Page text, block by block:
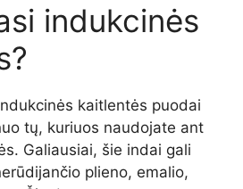
indukcinės
kaitlentės puodai
tų, kuriuos naudojate ant
Galiausiai, šie indai gali
plieno, emalio,